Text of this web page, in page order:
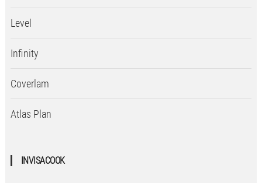
Level
Infinity
Coverlam
Atlas Plan
INVISACOOK